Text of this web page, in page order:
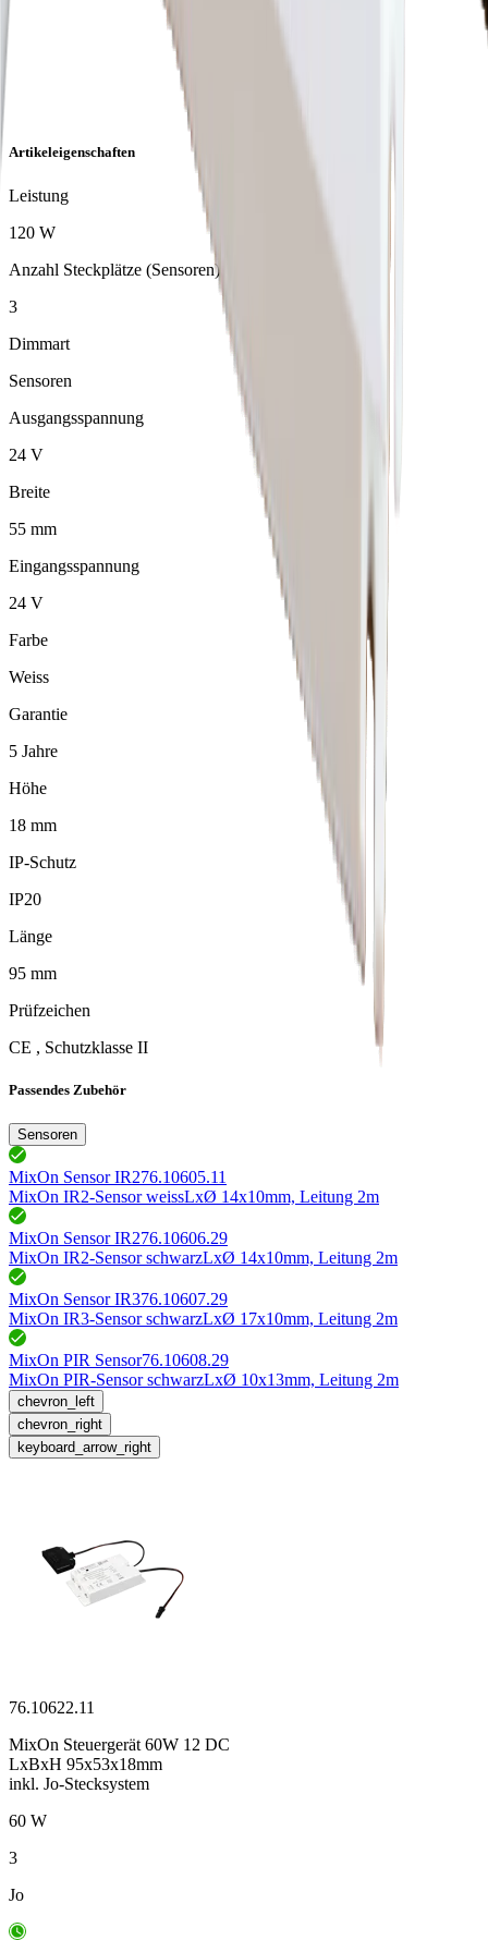
Artikeleigenschaften
Leistung
120 W
Anzahl Steckplätze (Sensoren)
3
Dimmart
Sensoren
Ausgangsspannung
24 V
Breite
55 mm
Eingangsspannung
24 V
Farbe
Weiss
Garantie
5 Jahre
Höhe
18 mm
IP-Schutz
IP20
Länge
95 mm
Prüfzeichen
CE , Schutzklasse II
Passendes Zubehör
Sensoren
MixOn Sensor IR276.10605.11
MixOn IR2-Sensor weissLxØ 14x10mm, Leitung 2m
MixOn Sensor IR276.10606.29
MixOn IR2-Sensor schwarzLxØ 14x10mm, Leitung 2m
MixOn Sensor IR376.10607.29
MixOn IR3-Sensor schwarzLxØ 17x10mm, Leitung 2m
MixOn PIR Sensor76.10608.29
MixOn PIR-Sensor schwarzLxØ 10x13mm, Leitung 2m
chevron_left
chevron_right
keyboard_arrow_right
76.10622.11
MixOn Steuergerät 60W 12 DC
LxBxH 95x53x18mm
inkl. Jo-Stecksystem
60 W
3
Jo